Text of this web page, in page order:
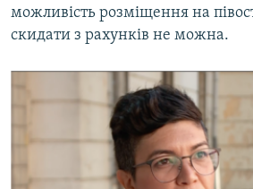
можливість розміщення на
скидати з рахунків не можна.